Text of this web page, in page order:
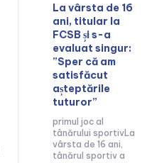
La vârsta de 16
ani, titular la
FCSB și s-a
evaluat singur:
”Sper că am
satisfăcut
așteptările
tuturor”
primul joc al
tânărului sportivLa
vârsta de 16 ani,
tânărul sportiv a